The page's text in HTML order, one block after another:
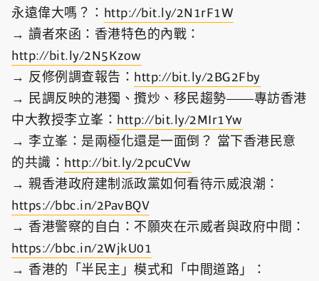
永遠偉大嗎？： http://bit.ly/2N1rF1W
→ 讀者來函：香港特色的內戰：
http://bit.ly/2N5Kzow
→ 反修例調查報告： http://bit.ly/2BG2Fby
→ 民調反映的港獨、攬炒、移民趨勢——專訪香港
中大教授李立峯： http://bit.ly/2MIr1Yw
→ 李立峯：是兩極化還是一面倒？ 當下香港民意
的共識： http://bit.ly/2pcuCVw
→ 親香港政府建制派政黨如何看待示威浪潮：
https://bbc.in/2PavBQV
→ 香港警察的自白：不願夾在示威者與政府中間：
https://bbc.in/2WjkU01
→ 香港的「半民主」模式和「中間道路」：